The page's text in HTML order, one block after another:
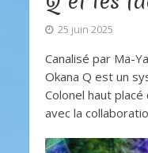
25 juin 2025
Canalisé par Ma-
Okana Q est un
Colonel haut
avec la